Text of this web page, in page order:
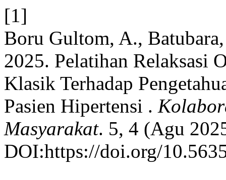
[1]
Boru Gultom, A.,
2025. Pelatihan Relaksasi
Klasik Terhadap
Pasien Hipertensi .
Masyarakat. 5, 4 (Agu
DOI:https://doi.org/